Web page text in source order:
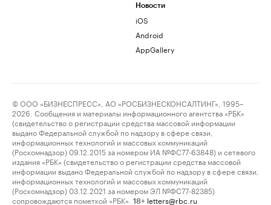
Новости
iOS
Android
AppGallery
© ООО «БИЗНЕСПРЕСС», АО «РОСБИЗНЕСКОНСАЛТИНГ», 1995–
2026. Сообщения и материалы информационного агентства «РБК»
(свидетельство о регистрации средства массовой информации
выдано Федеральной службой по надзору в сфере связи,
информационных технологий и массовых коммуникаций
(Роскомнадзор) 09.12.2015 за номером ИА №ФС77-63848) и сетевого
издания «РБК» (свидетельство о регистрации средства массовой
информации выдано Федеральной службой по надзору в сфере связи,
информационных технологий и массовых коммуникаций
(Роскомнадзор) 03.12.2021 за номером ЭЛ №ФС77-82385)
сопровождаются пометкой «РБК».
18+ letters@rbc.ru